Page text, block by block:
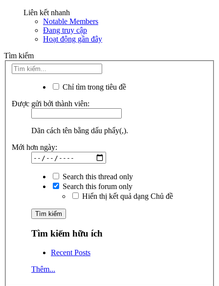
Liên kết nhanh
Notable Members
Đang truy cập
Hoạt động gần đây
Tìm kiếm
Chỉ tìm trong tiêu đề
Được gửi bởi thành viên:
Dãn cách tên bằng dấu phẩy(,).
Mới hơn ngày:
Search this thread only
Search this forum only
Hiển thị kết quả dạng Chủ đề
Tìm kiếm hữu ích
Recent Posts
Thêm...